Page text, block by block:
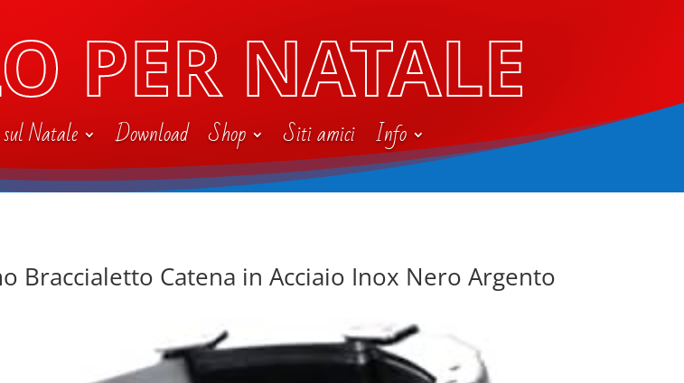
PER NATALE
Natale Download Shop Siti amici Info
Braccialetto Catena in Acciaio Inox Nero Argento